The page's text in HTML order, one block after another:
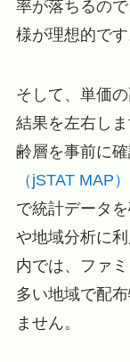
率が落ちるの
様が理想的です
そして、単価
結果を左右し
齢層を事前に確
（jSTAT MAP）
で統計データ
や地域分析に
内では、ファ
多い地域で配
ません。